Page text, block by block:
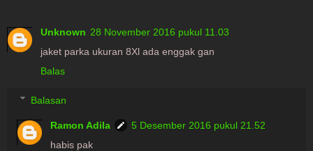
Unknown 28 November 2016 pukul 11.03
jaket parka ukuran 8Xl ada enggak gan
Balas
Balasan
Ramon Adila
5 Desember 2016 pukul 21.52
habis pak